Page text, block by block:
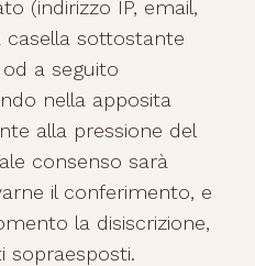
(indirizzo IP, email,
sottostante
od a seguito
nella apposita
alla pressione del
consenso sarà
il conferimento, e
la disiscrizione,
sopraesposti.